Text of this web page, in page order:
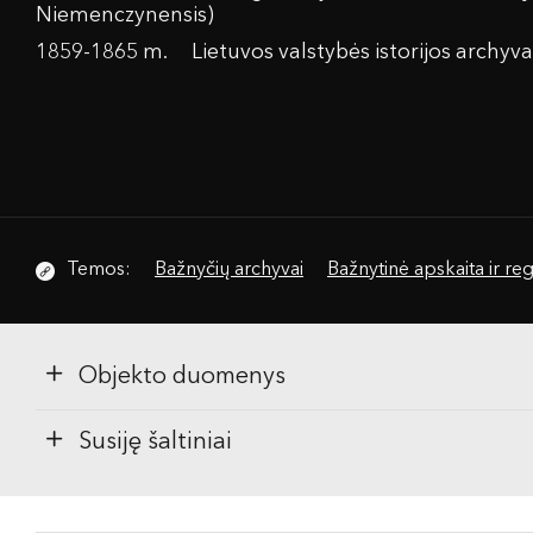
Niemenczynensis)
1859-1865 m.
Lietuvos valstybės istorijos
Temos: Bažnyčių archyvai Bažnytinė apskaita ir
Objekto duomenys
Susiję šaltiniai